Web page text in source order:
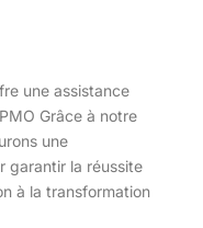
une assistance
Grâce à notre
une
garantir la réussite
à la transformation